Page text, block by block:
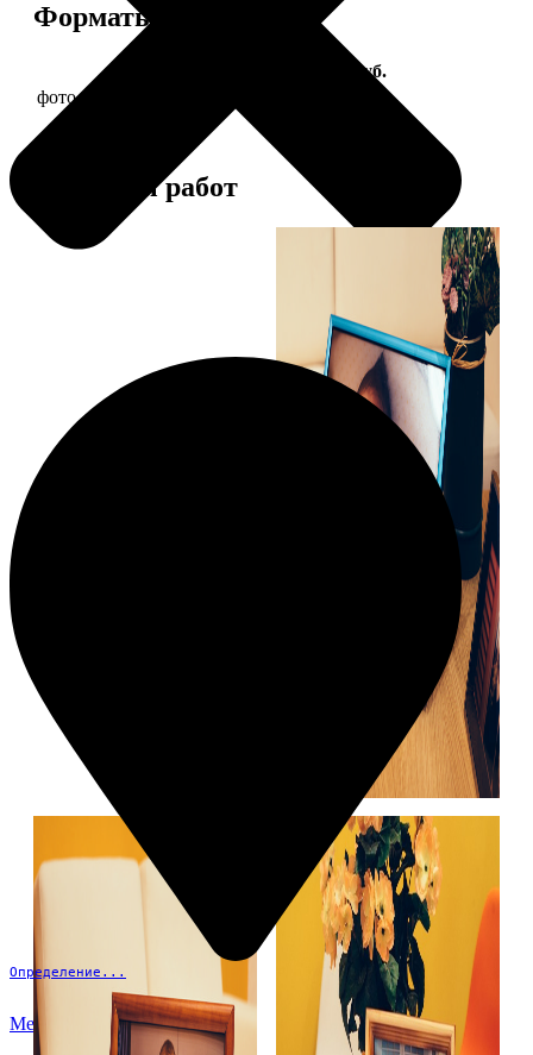
Определение...
Меню
Форматы и цены
Цена, руб.
фото 10х10 в деревянной рамке
Примеры работ